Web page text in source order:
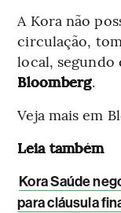
A Kora não
circulação,
local, segundo
Bloomberg.
Veja mais em
Leia também
Kora Saúde
para cláusula